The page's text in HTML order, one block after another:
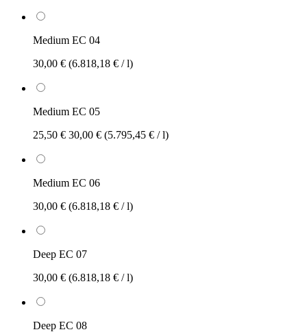
Medium EC 04
30,00 € (6.818,18 € / l)
Medium EC 05
25,50 € 30,00 € (5.795,45 € / l)
Medium EC 06
30,00 € (6.818,18 € / l)
Deep EC 07
30,00 € (6.818,18 € / l)
Deep EC 08